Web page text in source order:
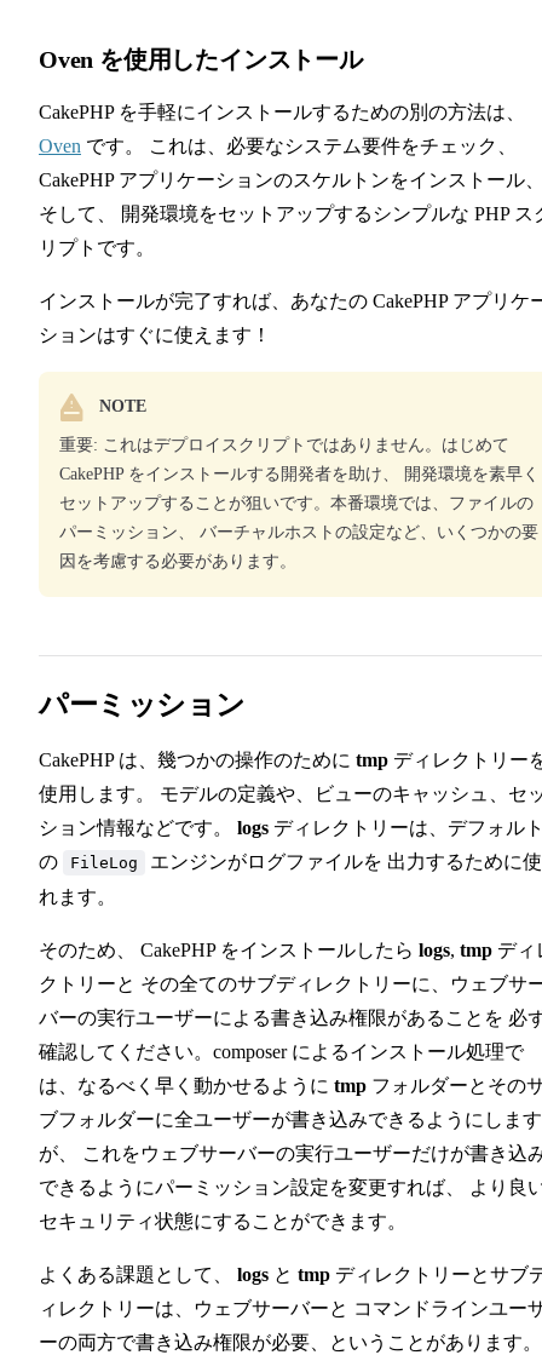
Oven を使用したインストール
CakePHP を手軽にインストールするための別の方法は、
Oven です。 これは、必要なシステム要件をチェック、
CakePHP アプリケーションのスケルトンをインストール
そして、 開発環境をセットアップするシンプルな PHP ス
リプトです。
インストールが完了すれば、あなたの CakePHP アプリケ
ションはすぐに使えます！
NOTE
重要: これはデプロイスクリプトではありません。はじめて
CakePHP をインストールする開発者を助け、 開発環境を素早く
セットアップすることが狙いです。本番環境では、ファイルの
パーミッション、 バーチャルホストの設定など、いくつかの要
因を考慮する必要があります。
パーミッション
CakePHP は、幾つかの操作のために tmp ディレクトリー
使用します。 モデルの定義や、ビューのキャッシュ、セ
ション情報などです。 logs ディレクトリーは、デフォル
の
FileLog
エンジンがログファイルを 出力するために
れます。
そのため、 CakePHP をインストールしたら logs, tmp ディ
クトリーと その全てのサブディレクトリーに、ウェブサ
バーの実行ユーザーによる書き込み権限があることを 必
確認してください。composer によるインストール処理で
は、なるべく早く動かせるように tmp フォルダーとその
ブフォルダーに全ユーザーが書き込みできるようにします
が、 これをウェブサーバーの実行ユーザーだけが書き込
できるようにパーミッション設定を変更すれば、 より良
セキュリティ状態にすることができます。
よくある課題として、 logs と tmp ディレクトリーとサブ
ィレクトリーは、ウェブサーバーと コマンドラインユー
ーの両方で書き込み権限が必要、ということがあります。